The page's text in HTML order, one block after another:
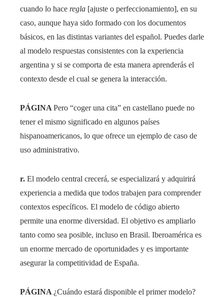
cuando lo hace regla [ajuste o perfeccionamiento], en su
caso, aunque haya sido formado con los documentos
básicos, en las distintas variantes del español. Puedes darle
al modelo respuestas consistentes con la experiencia
argentina y si se comporta de esta manera aprenderás el
contexto desde el cual se genera la interacción.
PÁGINA Pero “coger una cita” en castellano puede no
tener el mismo significado en algunos países
hispanoamericanos, lo que ofrece un ejemplo de caso de
uso administrativo.
r. El modelo central crecerá, se especializará y adquirirá
experiencia a medida que todos trabajen para comprender
contextos específicos. El modelo de código abierto
permite una enorme diversidad. El objetivo es ampliarlo
tanto como sea posible, incluso en Brasil. Iberoamérica es
un enorme mercado de oportunidades y es importante
asegurar la competitividad de España.
PÁGINA ¿Cuándo estará disponible el primer modelo?